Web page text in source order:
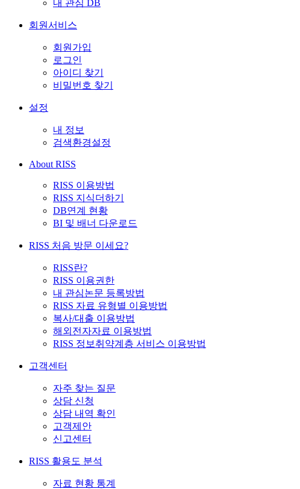
내 관심 DB
회원서비스
회원가입
로그인
아이디 찾기
비밀번호 찾기
설정
내 정보
검색환경설정
About RISS
RISS 이용방법
RISS 지식더하기
DB연계 현황
BI 및 배너 다운로드
RISS 처음 방문 이세요?
RISS란?
RISS 이용권한
내 관심논문 등록방법
RISS 자료 유형별 이용방법
복사/대출 이용방법
해외전자자료 이용방법
RISS 정보취약계층 서비스 이용방법
고객센터
자주 찾는 질문
상담 신청
상담 내역 확인
고객제안
신고센터
RISS 활용도 분석
자료 현황 통계